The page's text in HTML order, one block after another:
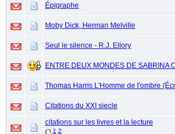
Épigraphe
Moby Dick, Herman Melville
Seul le silence - R.J. Ellory
ENTRE DEUX MONDES DE SABRINA
Thomas Harris L'Homme de l'ombre
Citations du XXI siecle
citations sur les livres et la lecture
1 2